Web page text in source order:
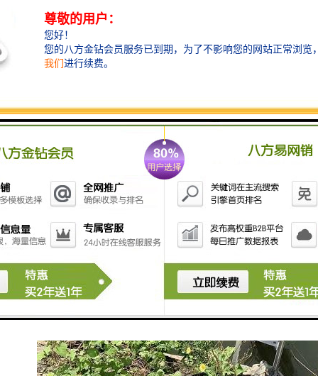
简单可靠，收集，效率高，打捞水域广等优势，且具有
远程控制清理垃圾、节能低耗等功能。